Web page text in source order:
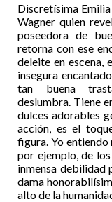
Discretísima
Wagner quien
poseedora de
retorna con ese
deleite en escena,
insegura
tan buena
deslumbra. Tiene
dulces adorables
acción, es el
figura. Yo entiendo
por ejemplo, de
inmensa debilidad
dama
alto de la